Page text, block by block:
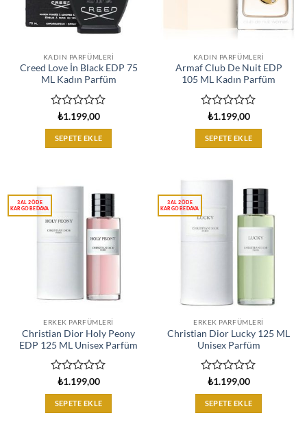
KADIN PARFÜMLERI
Creed Love İn Black EDP 75
ML Kadın Parfüm
üzerinden
0
oy
₺1.199,00
SEPETE EKLE
KADIN PARFÜMLERI
Armaf Club De Nuit EDP
105 ML Kadın Parfüm
üzerinden
0
oy
₺1.199,00
SEPETE EKLE
ERKEK PARFÜMLERI
Christian Dior Holy Peony
EDP 125 ML Unisex Parfüm
üzerinden
0
oy
₺1.199,00
SEPETE EKLE
ERKEK PARFÜMLERI
Christian Dior Lucky 125 ML
Unisex Parfüm
üzerinden
0
oy
₺1.199,00
SEPETE EKLE